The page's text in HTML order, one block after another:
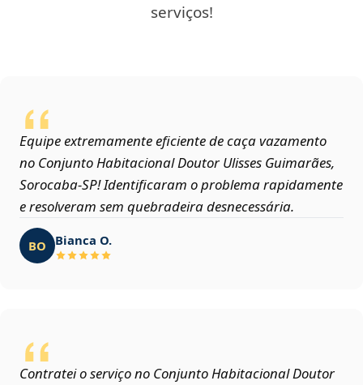
serviços!
Equipe extremamente eficiente de caça vazamento
no Conjunto Habitacional Doutor Ulisses Guimarães,
Sorocaba‑SP! Identificaram o problema rapidamente
e resolveram sem quebradeira desnecessária.
BO Bianca O.
Contratei o serviço no Conjunto Habitacional Doutor